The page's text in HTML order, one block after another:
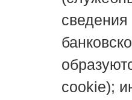
cookie);